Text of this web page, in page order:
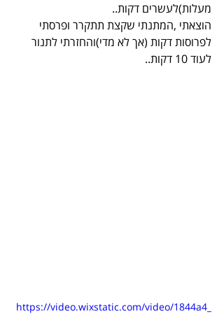
מעלות)לעשרים דקות..
הוצאתי ,המתנתי שקצת תתקרר ופרסתי
לפרוסות דקות (אך לא מדי)והחזרתי לתנור
לעוד 10 דקות..
https://video.wixstatic.com/video/1844a4_